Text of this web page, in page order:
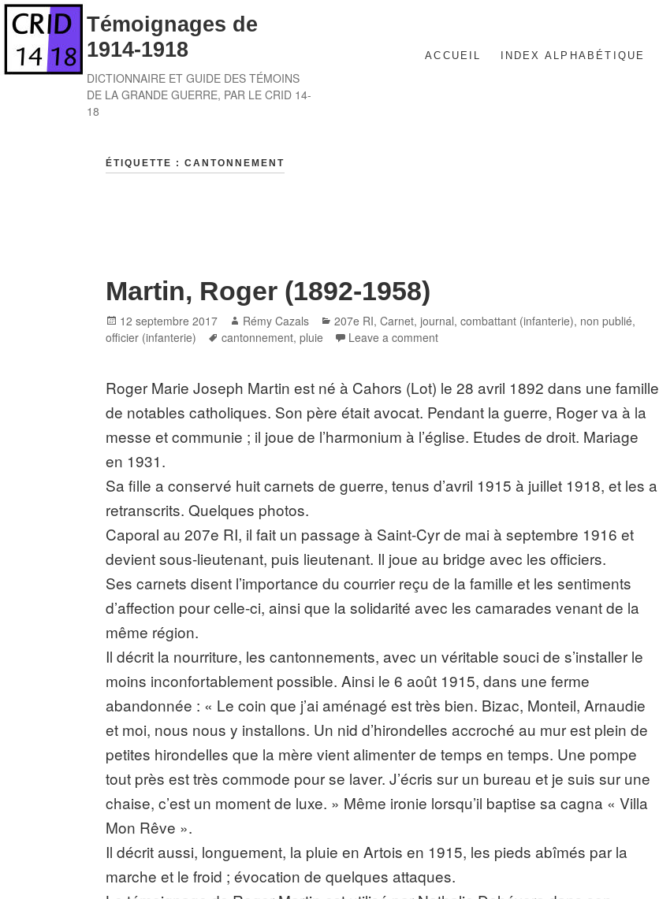
Skip
content
Témoignages de
1914-1918
DICTIONNAIRE ET GUIDE DES TÉMOINS
DE LA GRANDE GUERRE, PAR LE CRID 14-
18
ACCUEIL INDEX ALPHABÉTIQUE
ÉTIQUETTE :CANTONNEMENT
Martin, Roger (1892-1958)
Posted
on
12 septembre 2017 Author
Rémy Cazals Categories
207e RI,Carnet, journal,combattant (infanterie), non publié,
officier (infanterie)
Tags
cantonnement,pluie Leave a comment
Roger Marie Joseph Martin est né à Cahors (Lot) le 28 avril 1892 dans une famille
de notables catholiques. Son père était avocat. Pendant la guerre, Roger va à la
messe et communie ; il joue de l’harmonium à l’église. Etudes de droit. Mariage
en 1931.
Sa fille a conservé huit carnets de guerre, tenus d’avril 1915 à juillet 1918, et les a
retranscrits. Quelques photos.
Caporal au 207e RI, il fait un passage à Saint-Cyr de mai à septembre 1916 et
devient sous-lieutenant, puis lieutenant. Il joue au bridge avec les officiers.
Ses carnets disent l’importance du courrier reçu de la famille et les sentiments
d’affection pour celle-ci, ainsi que la solidarité avec les camarades venant de la
même région.
Il décrit la nourriture, les cantonnements, avec un véritable souci de s’installer le
moins inconfortablement possible. Ainsi le 6 août 1915, dans une ferme
abandonnée : « Le coin que j’ai aménagé est très bien. Bizac, Monteil, Arnaudie
et moi, nous nous y installons. Un nid d’hirondelles accroché au mur est plein de
petites hirondelles que la mère vient alimenter de temps en temps. Une pompe
tout près est très commode pour se laver. J’écris sur un bureau et je suis sur une
chaise, c’est un moment de luxe. » Même ironie lorsqu’il baptise sa cagna « Villa
Mon Rêve ».
Il décrit aussi, longuement, la pluie en Artois en 1915, les pieds abîmés par la
marche et le froid ; évocation de quelques attaques.